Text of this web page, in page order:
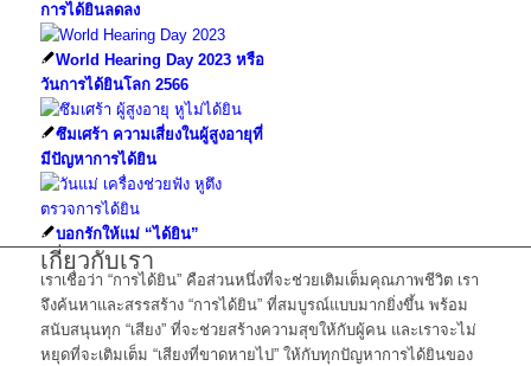
การได้ยินลดลง
World Hearing Day 2023 หรือ
วันการได้ยินโลก 2566
ซึมเศร้า ความเสี่ยงในผู้สูงอายุที่
มีปัญหาการได้ยิน
บอกรักให้แม่ “ได้ยิน”
เกี่ยวกับเรา
เราเชื่อว่า “การได้ยิน” คือส่วนหนึ่งที่จะช่วยเติมเต็มคุณภาพชีวิต เรา
จึงค้นหาและสรรสร้าง “การได้ยิน” ที่สมบูรณ์แบบมากยิ่งขึ้น พร้อม
สนับสนุนทุก “เสียง” ที่จะช่วยสร้างความสุขให้กับผู้คน และเราจะไม่
หยุดที่จะเติมเต็ม “เสียงที่ขาดหายไป” ให้กับทุกปัญหาการได้ยินของ